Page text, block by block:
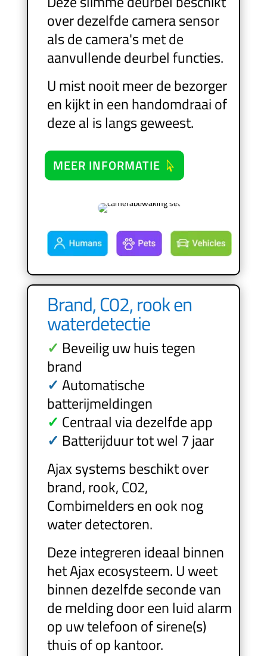
over dezelfde camera sensor
als de camera's met de
aanvullende deurbel functies.
U mist nooit meer de bezorger
en kijkt in een handomdraai of
deze al is langs geweest.
MEER INFORMATIE
Brand, C02, rook en
waterdetectie
✓ Beveilig uw huis tegen
brand
✓ Automatische
batterijmeldingen
✓ Centraal via dezelfde app
✓ Batterijduur tot wel 7 jaar
Ajax systems beschikt over
brand, rook, C02,
Combimelders en ook nog
water detectoren.
Deze integreren ideaal binnen
het Ajax ecosysteem. U weet
binnen dezelfde seconde van
de melding door een luid alarm
op uw telefoon of sirene(s)
thuis of op kantoor.